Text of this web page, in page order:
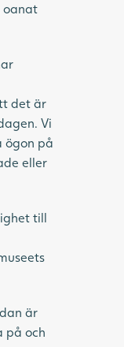
oanat
det är
Vi
ögon på
eller
till
är
på och